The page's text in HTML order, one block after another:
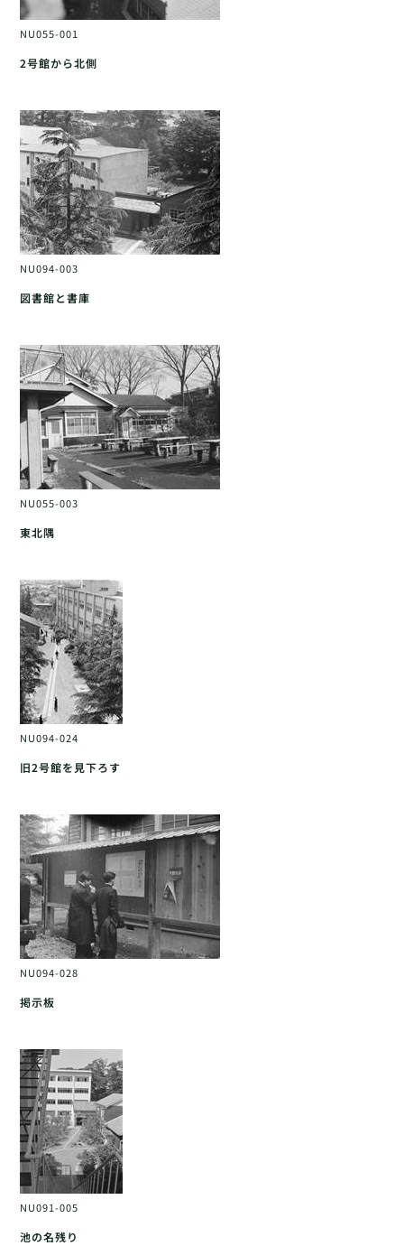
NU055-001
2号館から北側
NU094-003
図書館と書庫
NU055-003
東北隅
NU094-024
旧2号館を見下ろす
NU094-028
掲示板
NU091-005
池の名残り